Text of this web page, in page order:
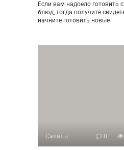
Если вам надоело готовить
блюд, тогда получите
начните готовить новые
Салаты 0